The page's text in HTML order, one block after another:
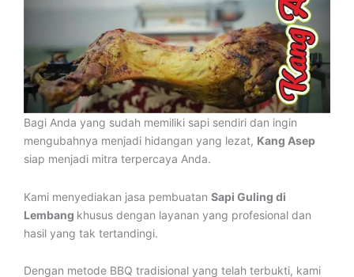
Bagi Anda yang sudah memiliki sapi sendiri dan ingin
mengubahnya menjadi hidangan yang lezat, Kang Asep
siap menjadi mitra terpercaya Anda.
Kami menyediakan jasa pembuatan Sapi Guling di
Lembang khusus dengan layanan yang profesional dan
hasil yang tak tertandingi.
Dengan metode BBQ tradisional yang telah terbukti, kami